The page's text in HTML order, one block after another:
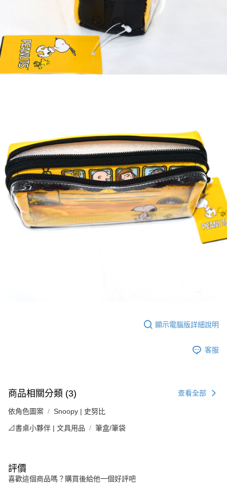
顯示電腦版詳細說明
客服
商品相關分類 (3) 查看全部
依角色圖案 Snoopy | 史努比
📐書桌小夥伴 | 文具用品 筆盒/筆袋
評價
喜歡這個商品嗎？購買後給他一個好評吧